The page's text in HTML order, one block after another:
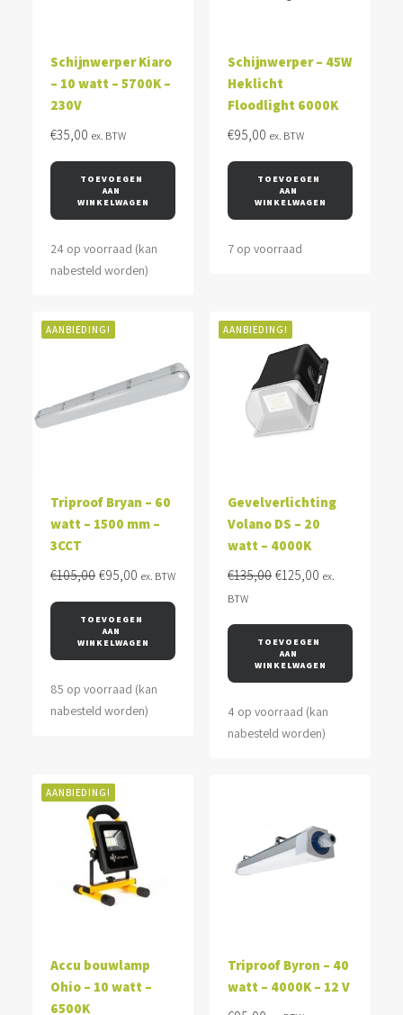
Schijnwerper Kiaro
– 10 watt – 5700K –
230V
€35,00 ex. BTW
TOEVOEGEN
AAN
WINKELWAGEN
24 op voorraad (kan
nabesteld worden)
Schijnwerper – 45W
Heklicht
Floodlight 6000K
€95,00 ex. BTW
TOEVOEGEN
AAN
WINKELWAGEN
7 op voorraad
AANBIEDING!
Triproof Bryan – 60
watt – 1500 mm –
3CCT
€105,00 Oorspronkelijke
was:
€105,00.
€95,00 Huidige
is:
€95,00.
ex. BTW
TOEVOEGEN
AAN
WINKELWAGEN
85 op voorraad (kan
nabesteld worden)
AANBIEDING!
Gevelverlichting
Volano DS – 20
watt – 4000K
€135,00 Oorspronkelijke
€135,00.
€125,00 Huidige
€125,00.
ex.
BTW
TOEVOEGEN
AAN
WINKELWAGEN
4 op voorraad (kan
nabesteld worden)
AANBIEDING!
Accu bouwlamp
Ohio – 10 watt –
6500K
Triproof Byron – 40
watt – 4000K – 12 V